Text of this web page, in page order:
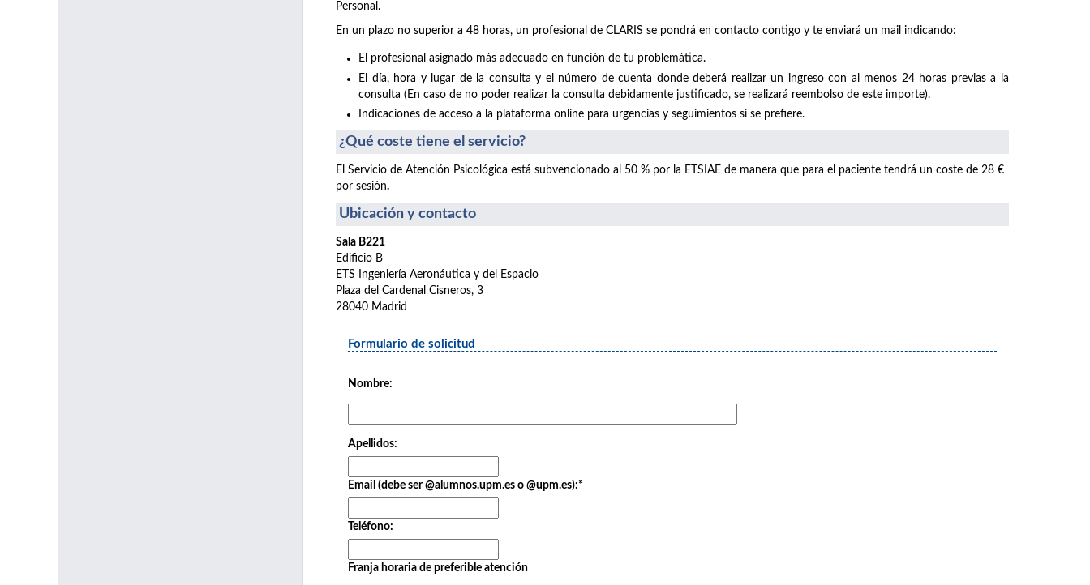
Personal.
En un plazo no superior a 48 horas, un profesional de CLARIS se pondrá en contacto contigo y te enviará un mail indicando:
El profesional asignado más adecuado en función de tu problemática.
El día, hora y lugar de la consulta y el número de cuenta donde deberá realizar un ingreso con al menos 24 horas previas a la
consulta (En caso de no poder realizar la consulta debidamente justificado, se realizará reembolso de este importe).
Indicaciones de acceso a la plataforma online para urgencias y seguimientos si se prefiere.
¿Qué coste tiene el servicio?
El Servicio de Atención Psicológica está subvencionado al 50 % por la ETSIAE de manera que para el paciente tendrá un coste de 28 €
por sesión.
Ubicación y contacto
Sala B221
Edificio B
ETS Ingeniería Aeronáutica y del Espacio
Plaza del Cardenal Cisneros, 3
28040 Madrid
Formulario de solicitud
Nombre:
Apellidos:
Email (debe ser @alumnos.upm.es o @upm.es):*
Teléfono:
Franja horaria de preferible atención